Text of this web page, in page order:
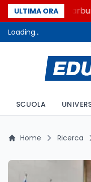
ULTIMA ORA
Un secolo di
Loading...
SCUOLA
Home Ricerca